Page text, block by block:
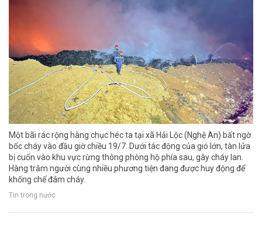
Một bãi rác rộng hàng chục héc ta tại xã Hải Lộc (Nghệ An) bất ngờ
bốc cháy vào đầu giờ chiều 19/7. Dưới tác động của gió lớn, tàn lửa
bị cuốn vào khu vực rừng thông phòng hộ phía sau, gây cháy lan.
Hàng trăm người cùng nhiều phương tiện đang được huy động để
khống chế đám cháy.
Tin trong nước